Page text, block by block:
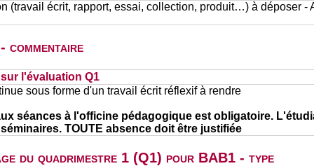
(travail écrit, rapport, essai, collection, produit…) à déposer -
commentaire
l'évaluation Q1
sous forme d'un travail écrit réflexif à rendre
séances à l'officine pédagogique est obligatoire.
TOUTE absence doit être justifiée
du quadrimestre 1 (Q1) pour BAB1 - type